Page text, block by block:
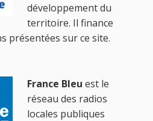
développement du
territoire. Il finance
présentées sur ce site.
France Bleu est le
réseau des radios
locales publiques